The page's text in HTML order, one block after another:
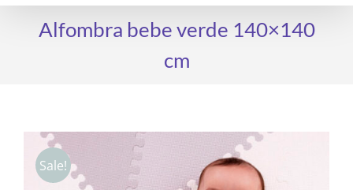
Alfombra bebe verde 140×140
cm
Sale!